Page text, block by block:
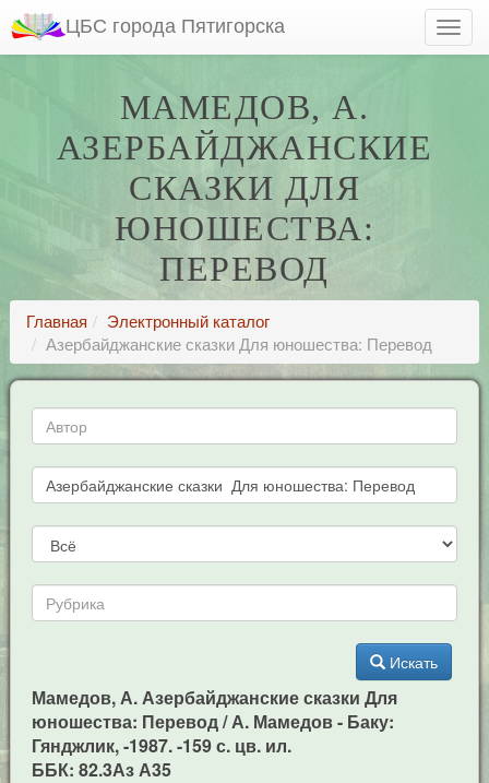
ЦБС города Пятигорска
МАМЕДОВ, А.
АЗЕРБАЙДЖАНСКИЕ
СКАЗКИ ДЛЯ
ЮНОШЕСТВА:
ПЕРЕВОД
Главная
Электронный каталог
Азербайджанские сказки Для юношества: Перевод
Искать
Мамедов, А. Азербайджанские сказки Для
юношества: Перевод / А. Мамедов - Баку:
Гянджлик, -1987. -159 с. цв. ил.
ББК: 82.3Аз А35